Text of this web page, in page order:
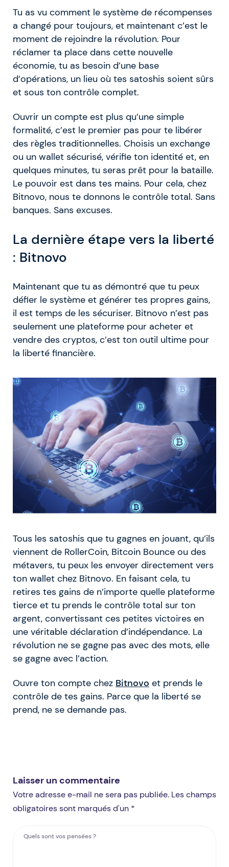
Tu as vu comment le système de récompenses
a changé pour toujours, et maintenant c’est le
moment de rejoindre la révolution. Pour
réclamer ta place dans cette nouvelle
économie, tu as besoin d’une base
d’opérations, un lieu où tes satoshis soient sûrs
et sous ton contrôle complet.
Ouvrir un compte est plus qu’une simple
formalité, c’est le premier pas pour te libérer
des règles traditionnelles. Choisis un exchange
ou un wallet sécurisé, vérifie ton identité et, en
quelques minutes, tu seras prêt pour la bataille.
Le pouvoir est dans tes mains. Pour cela, chez
Bitnovo, nous te donnons le contrôle total. Sans
banques. Sans excuses.
La dernière étape vers la liberté
: Bitnovo
Maintenant que tu as démontré que tu peux
défier le système et générer tes propres gains,
il est temps de les sécuriser. Bitnovo n’est pas
seulement une plateforme pour acheter et
vendre des cryptos, c’est ton outil ultime pour
la liberté financière.
Tous les satoshis que tu gagnes en jouant, qu’ils
viennent de RollerCoin, Bitcoin Bounce ou des
métavers, tu peux les envoyer directement vers
ton wallet chez Bitnovo. En faisant cela, tu
retires tes gains de n’importe quelle plateforme
tierce et tu prends le contrôle total sur ton
argent, convertissant ces petites victoires en
une véritable déclaration d’indépendance. La
révolution ne se gagne pas avec des mots, elle
se gagne avec l’action.
Ouvre ton compte chez Bitnovo et prends le
contrôle de tes gains. Parce que la liberté se
prend, ne se demande pas.
Laisser un commentaire
Votre adresse e-mail ne sera pas publiée. Les champs
obligatoires sont marqués d'un *